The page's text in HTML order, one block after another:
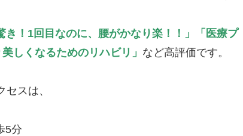
き！1回目なのに、腰がかなり楽！！」
「医療プ
しくなるためのリハビリ」 など高評価です。
スは、
5分